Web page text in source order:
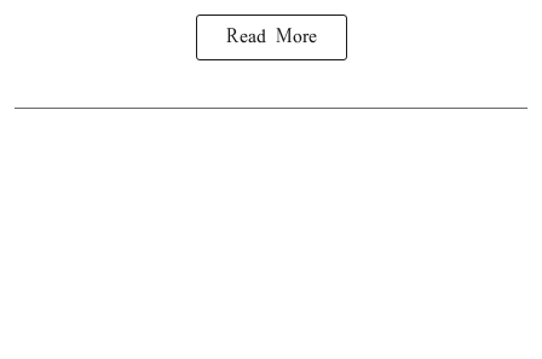
Read More